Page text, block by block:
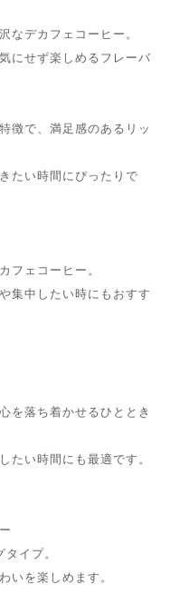
なデカフェコーヒー。
にせず楽しめるフレーバ
徴で、満足感のあるリッ
たい時間にぴったりで
フェコーヒー。
集中したい時にもおすす
を落ち着かせるひととき
たい時間にも最適です。
イプ。
いを楽しめます。